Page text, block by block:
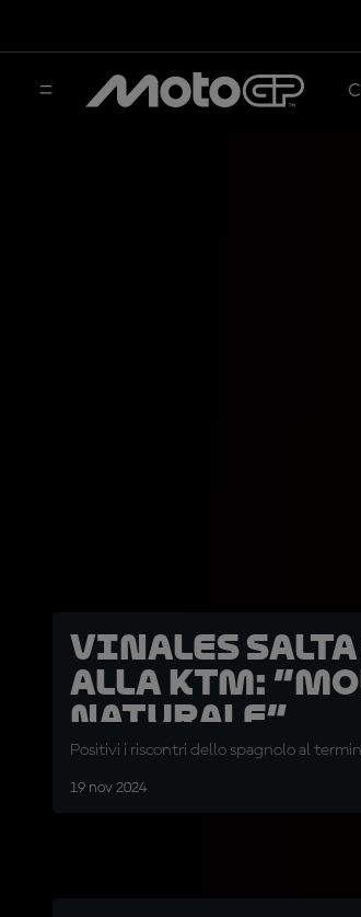
Vinales
alla KTM:
naturale”
Positivi i riscontri dello spagnolo al
19 nov 2024